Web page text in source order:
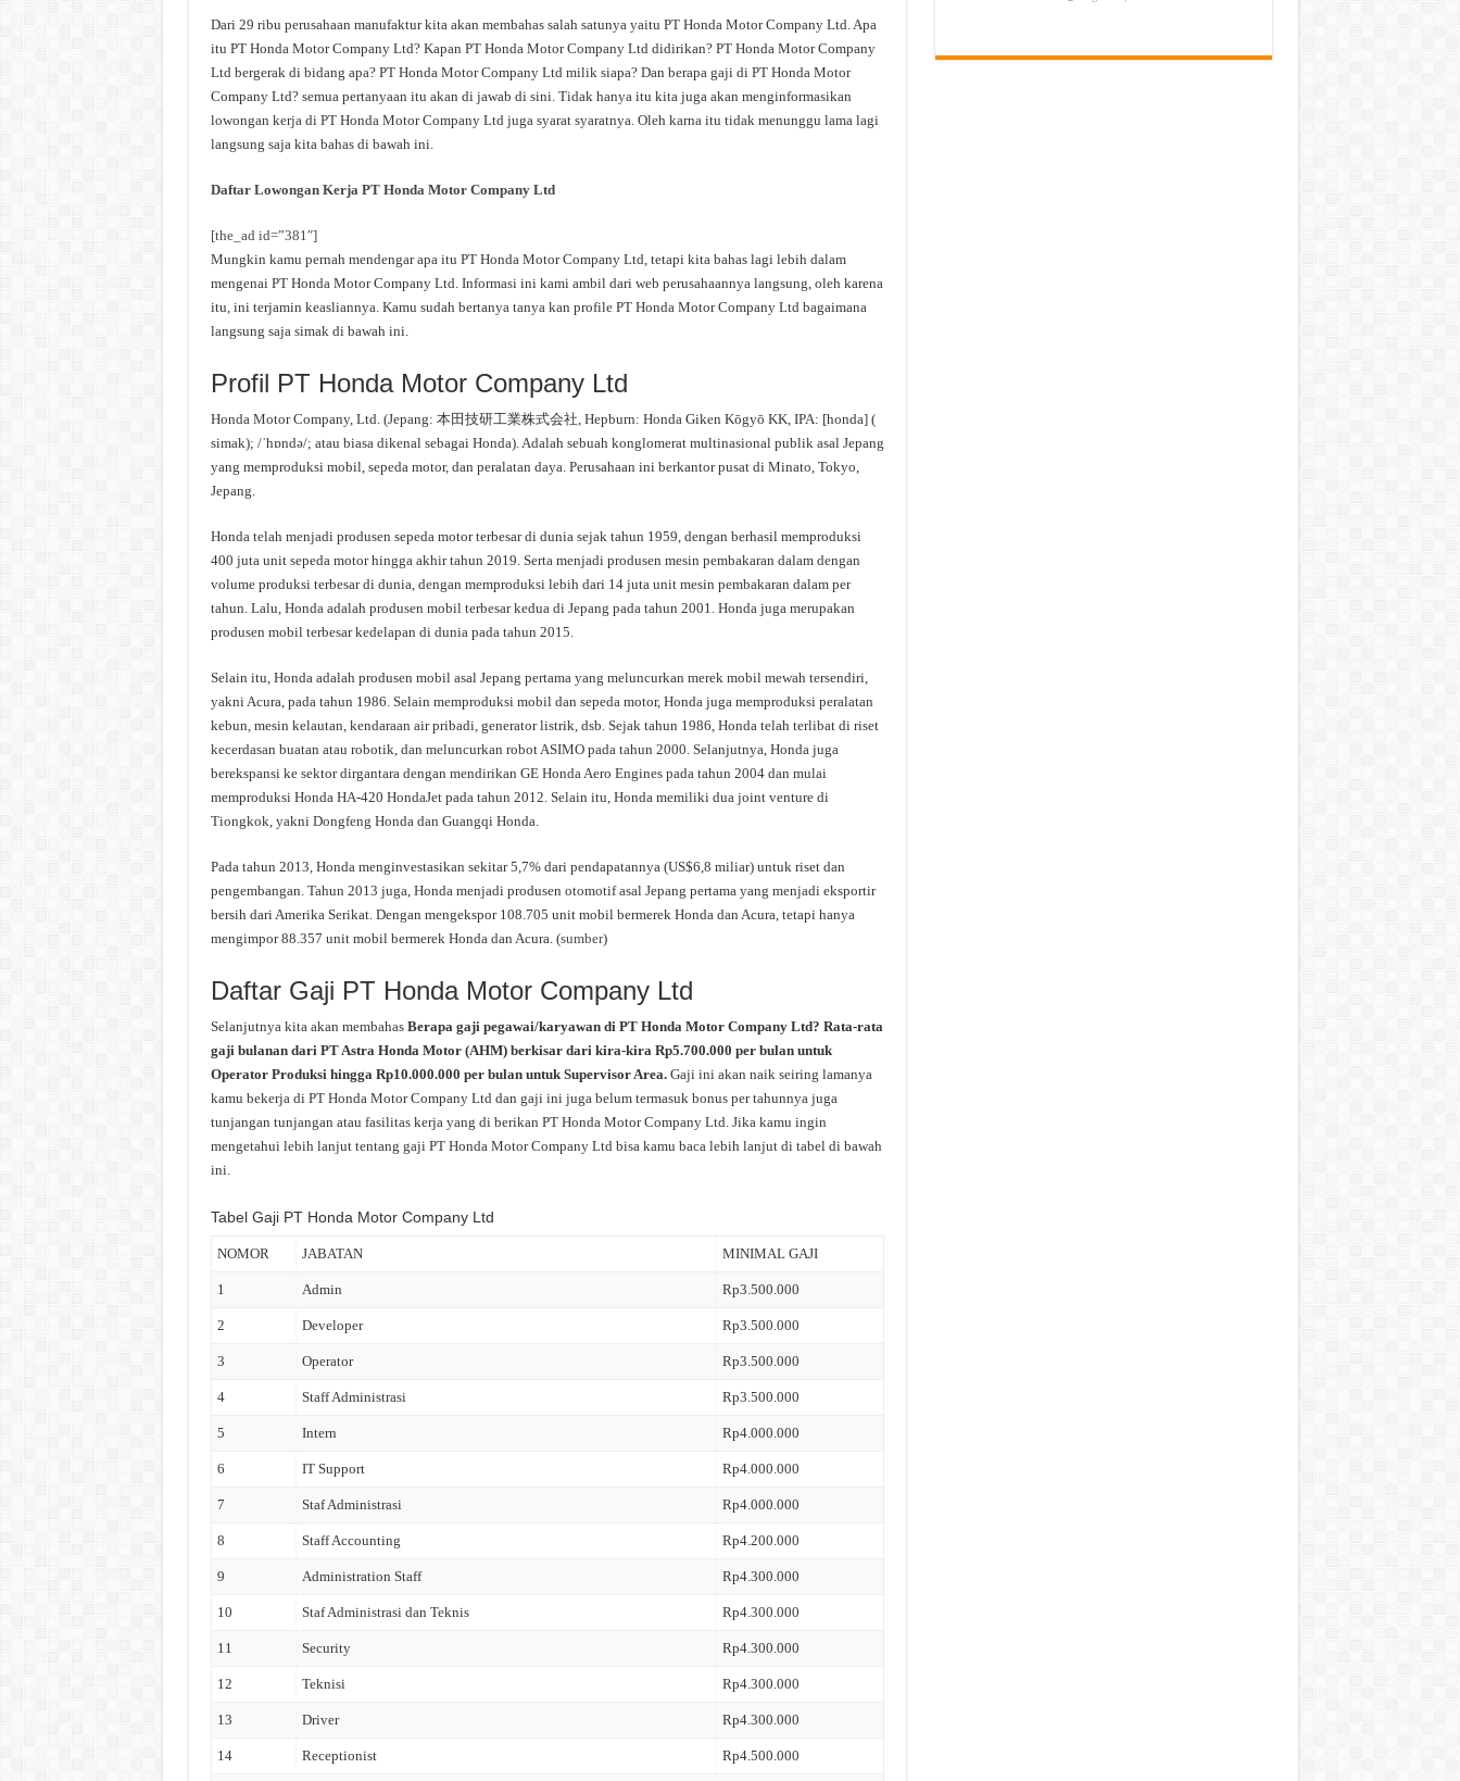
Dari 29 ribu perusahaan manufaktur kita akan membahas salah satunya yaitu PT Honda Motor Company Ltd. Apa
itu PT Honda Motor Company Ltd? Kapan PT Honda Motor Company Ltd didirikan? PT Honda Motor Company
Ltd bergerak di bidang apa? PT Honda Motor Company Ltd milik siapa? Dan berapa gaji di PT Honda Motor
Company Ltd? semua pertanyaan itu akan di jawab di sini. Tidak hanya itu kita juga akan menginformasikan
lowongan kerja di PT Honda Motor Company Ltd juga syarat syaratnya. Oleh karna itu tidak menunggu lama lagi
langsung saja kita bahas di bawah ini.
Daftar Lowongan Kerja PT Honda Motor Company Ltd
[the_ad id=”381″]
Mungkin kamu pernah mendengar apa itu PT Honda Motor Company Ltd, tetapi kita bahas lagi lebih dalam
mengenai PT Honda Motor Company Ltd. Informasi ini kami ambil dari web perusahaannya langsung, oleh karena
itu, ini terjamin keasliannya. Kamu sudah bertanya tanya kan profile PT Honda Motor Company Ltd bagaimana
langsung saja simak di bawah ini.
Profil PT Honda Motor Company Ltd
Honda Motor Company, Ltd. (Jepang: 本田技研工業株式会社, Hepburn: Honda Giken Kōgyō KK, IPA: [honda] (
simak); /ˈhɒndə/; atau biasa dikenal sebagai Honda). Adalah sebuah konglomerat multinasional publik asal Jepang
yang memproduksi mobil, sepeda motor, dan peralatan daya. Perusahaan ini berkantor pusat di Minato, Tokyo,
Jepang.
Honda telah menjadi produsen sepeda motor terbesar di dunia sejak tahun 1959, dengan berhasil memproduksi
400 juta unit sepeda motor hingga akhir tahun 2019. Serta menjadi produsen mesin pembakaran dalam dengan
volume produksi terbesar di dunia, dengan memproduksi lebih dari 14 juta unit mesin pembakaran dalam per
tahun. Lalu, Honda adalah produsen mobil terbesar kedua di Jepang pada tahun 2001. Honda juga merupakan
produsen mobil terbesar kedelapan di dunia pada tahun 2015.
Selain itu, Honda adalah produsen mobil asal Jepang pertama yang meluncurkan merek mobil mewah tersendiri,
yakni Acura, pada tahun 1986. Selain memproduksi mobil dan sepeda motor, Honda juga memproduksi peralatan
kebun, mesin kelautan, kendaraan air pribadi, generator listrik, dsb. Sejak tahun 1986, Honda telah terlibat di riset
kecerdasan buatan atau robotik, dan meluncurkan robot ASIMO pada tahun 2000. Selanjutnya, Honda juga
berekspansi ke sektor dirgantara dengan mendirikan GE Honda Aero Engines pada tahun 2004 dan mulai
memproduksi Honda HA-420 HondaJet pada tahun 2012. Selain itu, Honda memiliki dua joint venture di
Tiongkok, yakni Dongfeng Honda dan Guangqi Honda.
Pada tahun 2013, Honda menginvestasikan sekitar 5,7% dari pendapatannya (US$6,8 miliar) untuk riset dan
pengembangan. Tahun 2013 juga, Honda menjadi produsen otomotif asal Jepang pertama yang menjadi eksportir
bersih dari Amerika Serikat. Dengan mengekspor 108.705 unit mobil bermerek Honda dan Acura, tetapi hanya
mengimpor 88.357 unit mobil bermerek Honda dan Acura. (sumber)
Daftar Gaji PT Honda Motor Company Ltd
Selanjutnya kita akan membahas Berapa gaji pegawai/karyawan di PT Honda Motor Company Ltd? Rata-rata
gaji bulanan dari PT Astra Honda Motor (AHM) berkisar dari kira-kira Rp5.700.000 per bulan untuk
Operator Produksi hingga Rp10.000.000 per bulan untuk Supervisor Area. Gaji ini akan naik seiring lamanya
kamu bekerja di PT Honda Motor Company Ltd dan gaji ini juga belum termasuk bonus per tahunnya juga
tunjangan tunjangan atau fasilitas kerja yang di berikan PT Honda Motor Company Ltd. Jika kamu ingin
mengetahui lebih lanjut tentang gaji PT Honda Motor Company Ltd bisa kamu baca lebih lanjut di tabel di bawah
ini.
Tabel Gaji PT Honda Motor Company Ltd
NOMOR JABATAN MINIMAL GAJI
1 Admin Rp3.500.000
2 Developer Rp3.500.000
3 Operator Rp3.500.000
4 Staff Administrasi Rp3.500.000
5 Intern Rp4.000.000
6 IT Support Rp4.000.000
7 Staf Administrasi Rp4.000.000
8 Staff Accounting Rp4.200.000
9 Administration Staff Rp4.300.000
10 Staf Administrasi dan Teknis Rp4.300.000
11 Security Rp4.300.000
12 Teknisi Rp4.300.000
13 Driver Rp4.300.000
14 Receptionist Rp4.500.000